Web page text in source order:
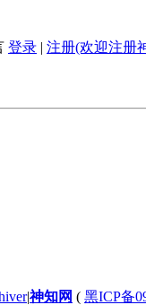
登录 | 注册(欢迎注册
|神知网 ( 黑ICP备